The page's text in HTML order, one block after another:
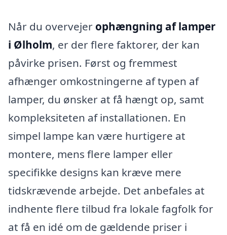
Når du overvejer ophængning af lamper
i Ølholm, er der flere faktorer, der kan
påvirke prisen. Først og fremmest
afhænger omkostningerne af typen af
lamper, du ønsker at få hængt op, samt
kompleksiteten af installationen. En
simpel lampe kan være hurtigere at
montere, mens flere lamper eller
specifikke designs kan kræve mere
tidskrævende arbejde. Det anbefales at
indhente flere tilbud fra lokale fagfolk for
at få en idé om de gældende priser i